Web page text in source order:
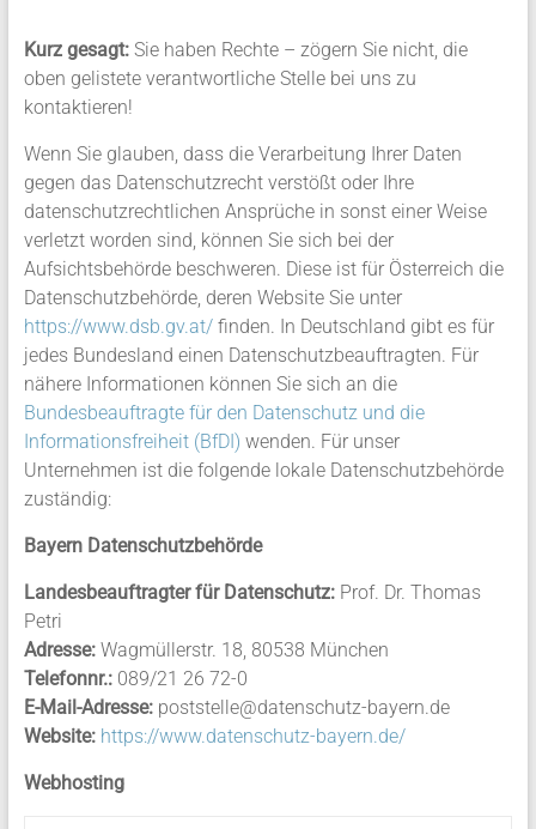
Kurz gesagt:Sie haben Rechte – zögern Sie nicht, die
oben gelistete verantwortliche Stelle bei uns zu
kontaktieren!
Wenn Sie glauben, dass die Verarbeitung Ihrer Daten
gegen das Datenschutzrecht verstößt oder Ihre
datenschutzrechtlichen Ansprüche in sonst einer Weise
verletzt worden sind, können Sie sich bei der
Aufsichtsbehörde beschweren. Diese ist für Österreich die
Datenschutzbehörde, deren Website Sie unter
https://www.dsb.gv.at/finden. In Deutschland gibt es für
jedes Bundesland einen Datenschutzbeauftragten. Für
nähere Informationen können Sie sich an die
Bundesbeauftragte für den Datenschutz und die
Informationsfreiheit (BfDI) wenden. Für unser
Unternehmen ist die folgende lokale Datenschutzbehörde
zuständig:
Bayern Datenschutzbehörde
Landesbeauftragter für Datenschutz:Prof. Dr. Thomas
Petri
Adresse:Wagmüllerstr. 18, 80538 München
Telefonnr.:089/21 26 72-0
E-Mail-Adresse:poststelle@datenschutz-bayern.de
Website: https://www.datenschutz-bayern.de/
Webhosting